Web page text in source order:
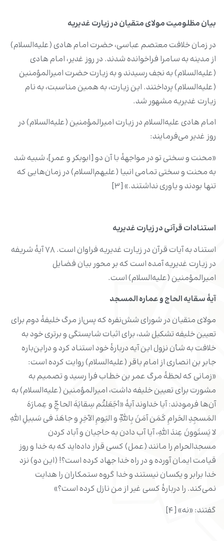
بیان مظلومیت مولای متقیان در زیارت غدیریه
در زمان خلافت معتصم عباسی، حضرت امام هادی (علیه‌السلام)
از مدینه به سامرا فراخوانده شدند. در روز غدیر، امام هادی
(علیه‌السلام) به نجف رسیدند و به زیارت حضرت امیرالمؤمنین
(علیه‌السلام) پرداختند. این زیارت، به همین مناسبت، به نام
زیارت غدیریه مشهور شد.
امام هادی علیه‌السلام در زیارت امیرالمؤمنین (علیه‌السلام) در
روز غدیر می‌فرمایند:
«محنت و سختی تو در مواجهۀ با آن دو [ابوبکر و عمر]، شبیه شد
به محنت و سختی تمامی انبیا (علیهم‌السلام) در زمان‌هایی که
تنها بودند و یاوری نداشتند.» [۳]
استنادات قرآنی در زیارت غدیریه
استناد به آیات قرآن در زیارت غدیریه فراوان است. ۷۸ آیۀ شریفه
در زیارت غدیریه آمده است که بر محور بیان فضایل
امیرالمؤمنین (علیه‌السلام) است.
آیۀ سقایه الحاج و عماره المسجد
مولای متقیان در شورای شش‌نفره که پس‌از مرگ خلیفۀ دوم برای
تعیین خلیفه تشکیل شد، برای اثبات شایستگی و برتری خود به
خلافت به شأن نزول این آیه دربارۀ خود استناد کرد و دراین‌باره
جابر بن انصاری از امام باقر (علیه‌السلام) روایت کرده است:
«زمانی که لحظۀ مرگ عمر بن‌ خطاب فرا رسید و تصمیم به
مشورت برای تعیین خلیفه داشت، امیرالمؤمنین (علیه‌السلام) به
آن‌ها فرمودند: آیا خداوند آیۀ «أجَعَلتُم سِقایَهَ الحاجِّ و عِمارَهَ
المَسجِدِ الحَرامِ کَمَن آمَنَ بِاللّهِ و الیَومِ الآخِرِ و جاهَدَ فی سَبیلِ اللهِ
لا یَستَوونَ عِندَ اللهِ، آیا آب دادن به حاجیان و آباد کردن
مسجدالحرام را مانند (عمل) کسی قرار داده‌اید که به خدا و روز
قیامت ایمان آورده و در راه خدا جهاد کرده است؟! (این دو) نزد
خدا برابر و یکسان نیستند و خدا گروه ستمکاران را هدایت
نمی‌کند. را دربارۀ کسی غیر از من نازل کرده است؟»
گفتند: «نه» [۴]